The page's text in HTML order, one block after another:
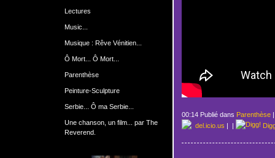
Lectures
Music...
Musique : Rêve Vénitien...
Ô Mort... Ô Mort...
Parenthèse
Peinture-Sculpture
Serbie... Ô ma Serbie...
Une chanson, un film... par The
Reverend.
00:14 Publié dans Parenthèse
del.icio.us | |